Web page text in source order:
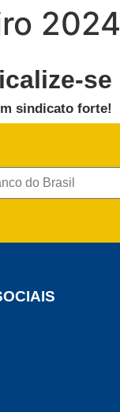
2024
se
sindicato forte!